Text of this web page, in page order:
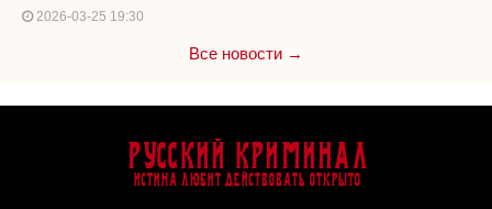
2026-03-25 19:30
Все новости →
Русский Криминал
Истина любит действовать открыто